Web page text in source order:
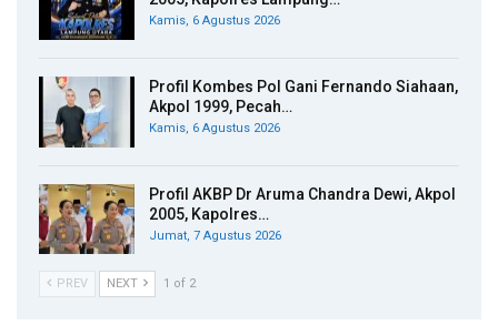
Kamis, 6 Agustus 2026
Profil Kombes Pol Gani Fernando Siahaan,
Akpol 1999, Pecah…
Kamis, 6 Agustus 2026
Profil AKBP Dr Aruma Chandra Dewi, Akpol
2005, Kapolres…
Jumat, 7 Agustus 2026
PREV NEXT 1 of 2